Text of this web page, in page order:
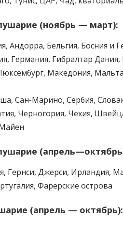
(ноябрь — март):
Андорра, Бельгия, Босния и
Германия, Гибралтар
Македония,
Сан-Марино, Сербия,
Черногория, Чехия,
Гернси, Джерси, Ирландия,
Фарерские острова
(апрель — октябрь):